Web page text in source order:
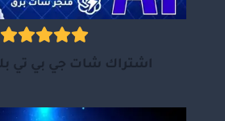
اشتراك شات جي بي تي بلس 1